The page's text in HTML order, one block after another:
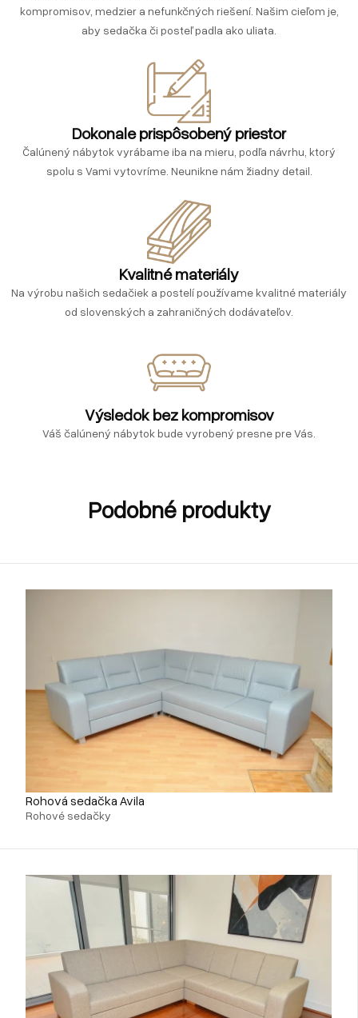
kompromisov, medzier a nefunkčných riešení. Našim cieľom je,
aby sedačka či posteľ padla ako uliata.
Dokonale prispôsobený priestor
Čalúnený nábytok vyrábame iba na mieru, podľa návrhu, ktorý
spolu s Vami vytovríme. Neunikne nám žiadny detail.
Kvalitné materiály
Na výrobu našich sedačiek a postelí používame kvalitné materiály
od slovenských a zahraničných dodávateľov.
Výsledok bez kompromisov
Váš čalúnený nábytok bude vyrobený presne pre Vás.
Podobné produkty
Rohová sedačka Avila
Rohové sedačky